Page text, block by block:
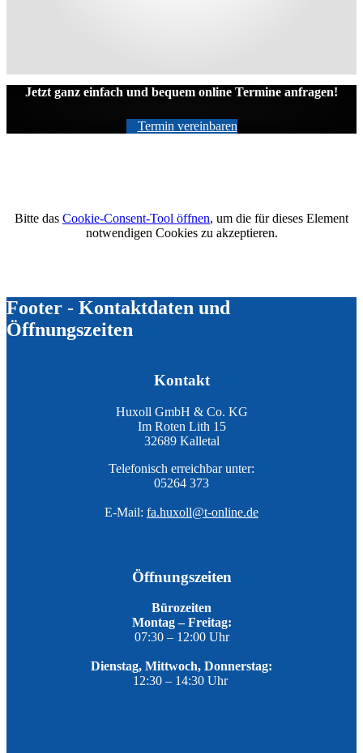
Jetzt ganz einfach und bequem online Termine anfragen!
Termin vereinbaren
Bitte das Cookie-Consent-Tool öffnen, um die für dieses Element
notwendigen Cookies zu akzeptieren.
Footer - Kontaktdaten und
Öffnungszeiten
Kontakt
Huxoll GmbH & Co. KG
Im Roten Lith 15
32689 Kalletal
Telefonisch erreichbar unter:
05264 373
E-Mail: fa.huxoll@t-online.de
Öffnungszeiten
Bürozeiten
Montag – Freitag:
07:30 – 12:00 Uhr
Dienstag, Mittwoch, Donnerstag:
12:30 – 14:30 Uhr